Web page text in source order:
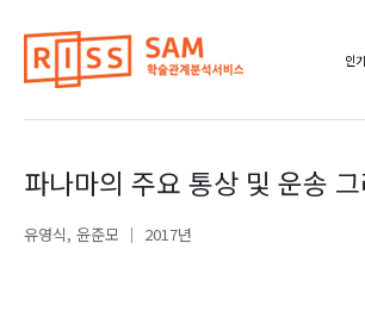
인
파나마의 주요 통상 및 운송
유영식 윤준모 2017년